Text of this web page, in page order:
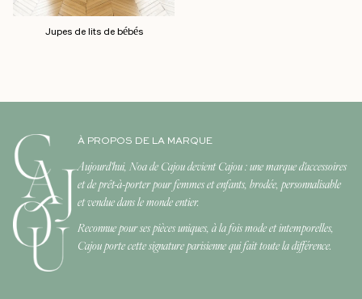
Jupes de lits de bébés
À PROPOS DE LA MARQUE
Aujourd'hui, Noa de Cajou devient Cajou : une marque d'accessoires
et de prêt-à-porter pour femmes et enfants, brodée, personnalisable
et vendue dans le monde entier.
Reconnue pour ses pièces uniques, à la fois mode et intemporelles,
Cajou porte cette signature parisienne qui fait toute la différence.